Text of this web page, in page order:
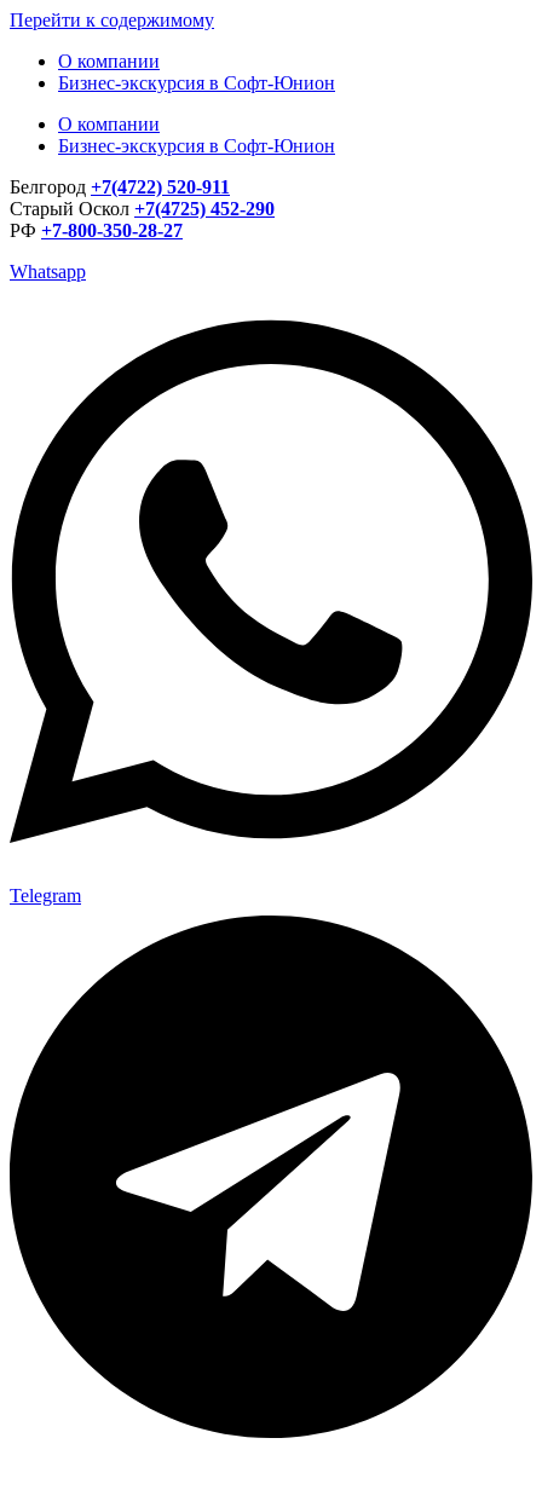
Перейти к содержимому
О компании
Бизнес-экскурсия в Софт-Юнион
О компании
Бизнес-экскурсия в Софт-Юнион
Белгород +7(4722) 520-911
Старый Оскол +7(4725) 452-290
РФ +7-800-350-28-27
Whatsapp
Telegram